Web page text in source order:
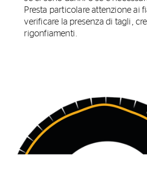
Presta particolare attenzione ai
verificare la presenza di tagli,
rigonfiamenti.